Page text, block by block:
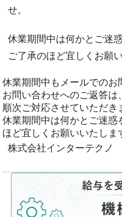
せ。
休業期間中は何かとご迷
ご了承のほど宜しくお願
休業期間中もメールでのお
お問い合わせへのご返答は
順次ご対応させていただき
休業期間中は何かとご迷
ほど宜しくお願いいたしま
株式会社インターテクノ